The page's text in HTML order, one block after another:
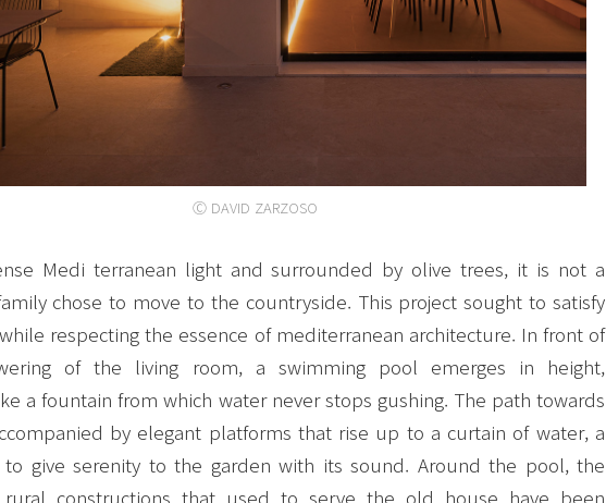
Ⓒ DAVID ZARZOSO
Medi terranean light and surrounded by olive trees, it is not a
chose to move to the countryside. This project sought to satisfy
respecting the essence of mediterranean architecture. In front of
of the living room, a swimming pool emerges in height,
a fountain from which water never stops gushing. The path towards
by elegant platforms that rise up to a curtain of water, a
give serenity to the garden with its sound. Around the pool, the
rural constructions that used to serve the old house have been